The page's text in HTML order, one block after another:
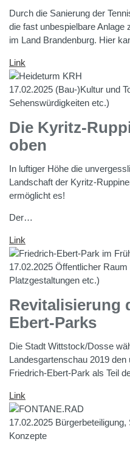
Durch die Sanierung der
die fast unbespielbare Anlage
im Land Brandenburg. Hier
Link
17.02.2025 (Bau-)Kultur und
Sehenswürdigkeiten etc.)
Die Kyritz-
oben
In luftiger Höhe die
Landschaft der Kyritz-
ermöglicht es!
Der…
Link
17.02.2025 Öffentlicher
Platzgestaltungen etc.)
Revitalisierung
Ebert-Parks
Die Stadt Wittstock/Dosse
Landesgartenschau 2019
Friedrich-Ebert-Park als Teil
Link
17.02.2025
Konzepte